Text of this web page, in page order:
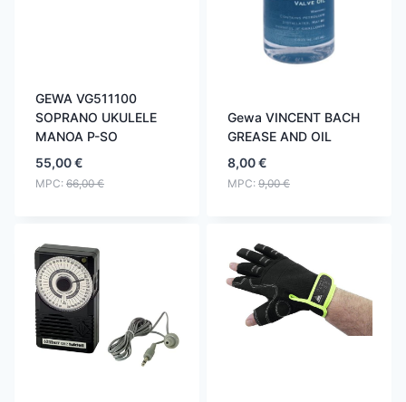
GEWA VG511100
SOPRANO UKULELE
MANOA P-SO
55,00€
MPC: 66,00€
Gewa VINCENT BACH
GREASE AND OIL
8,00€
MPC: 9,00€